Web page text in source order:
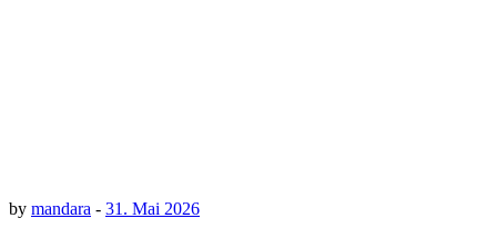
by mandara - 31. Mai 2026